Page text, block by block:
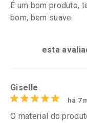
É um bom produto,
bom, bem suave.
esta
Giselle
há 7
O material do